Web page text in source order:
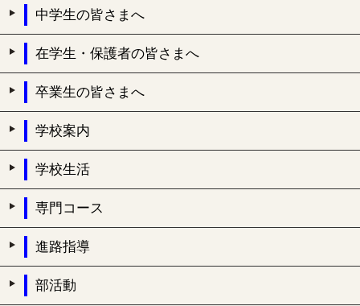
中学生の皆さまへ
在学生・保護者の皆さまへ
卒業生の皆さまへ
学校案内
学校生活
専門コース
進路指導
部活動